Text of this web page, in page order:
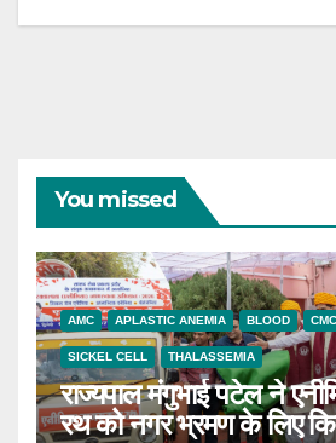
You missed
AMC APLASTIC ANEMIA BLOOD CMC
SICKEL CELL THALASSEMIA
राज्यपाल मंगुभाई पटेल ने
रथ को नगर भ्रमण के लिए